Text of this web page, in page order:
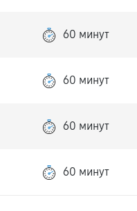
60 минут
60 минут
60 минут
60 минут